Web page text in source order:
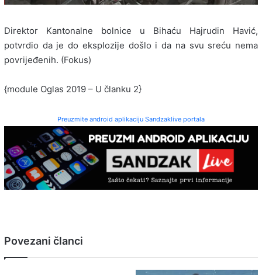
Direktor Kantonalne bolnice u Bihaću Hajrudin Havić,
potvrdio da je do eksplozije došlo i da na svu sreću nema
povrijeđenih. (Fokus)
{module Oglas 2019 – U članku 2}
Preuzmite android aplikaciju Sandzaklive portala
Povezani članci